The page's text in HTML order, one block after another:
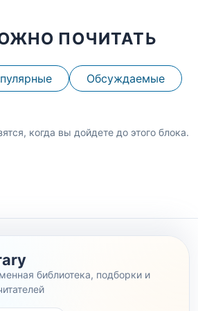
ПОЧИТАТЬ
Обсуждаемые
когда вы дойдете до этого блока.
библиотека, подборки и